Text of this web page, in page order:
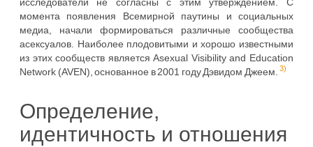
исследователи не согласны с этим утверждением. С
момента появления Всемирной паутины и социальных
медиа, начали формироваться различные сообщества
асексуалов. Наиболее плодовитыми и хорошо известными
из этих сообществ является Asexual Visibility and Education
Network (AVEN), основанное в 2001 году Дэвидом Джеем.3)
Определение,
идентичность и отношения